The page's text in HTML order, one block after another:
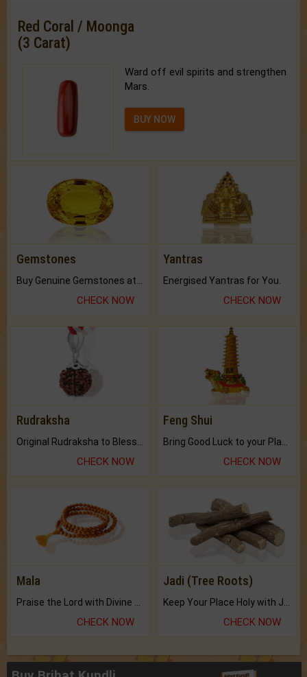
Red Coral / Moonga
(3 Carat)
Ward off evil spirits and strengthen
Mars.
BUY NOW
Gemstones
CHECK NOW
Yantras
Energised Yantras for You.
CHECK NOW
Rudraksha
CHECK NOW
Feng Shui
CHECK NOW
Mala
Praise the Lord with Divine Energies of Mala.
CHECK NOW
Jadi (Tree Roots)
Keep Your Place Holy with Jadi.
CHECK NOW